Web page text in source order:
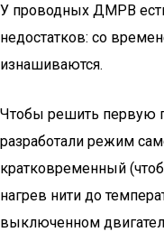
У проводных ДМРВ
недостатков: со
изнашиваются.
Чтобы решить первую
разработали режим
кратковременный
нагрев нити до
выключенном